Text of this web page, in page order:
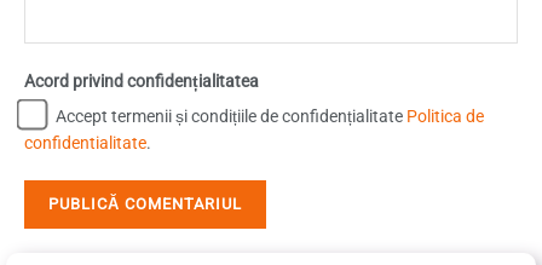
Acord privind confidențialitatea
Accept termenii și condițiile de confidențialitate Politica de
confidentialitate.